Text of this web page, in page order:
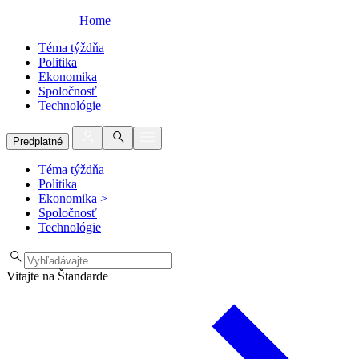
Home
Téma týždňa
Politika
Ekonomika
Spoločnosť
Technológie
Predplatné
Téma týždňa
Politika
Ekonomika >
Spoločnosť
Technológie
Vitajte na Štandarde